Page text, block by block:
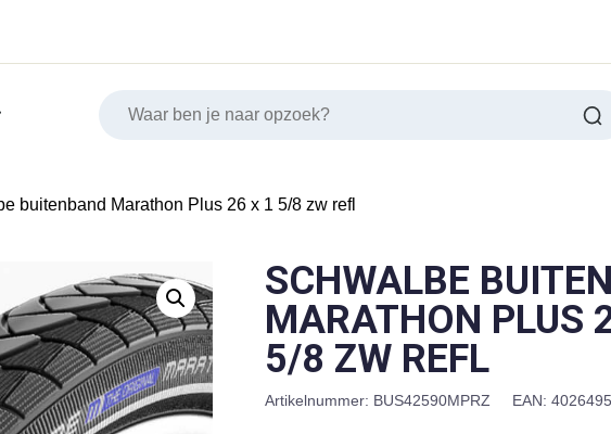
buitenband Marathon Plus 26 x 1 5/8 zw refl
SCHWALBE
MARATHON PLUS
5/8 ZW REFL
Artikelnummer: BUS42590MPRZ EAN: